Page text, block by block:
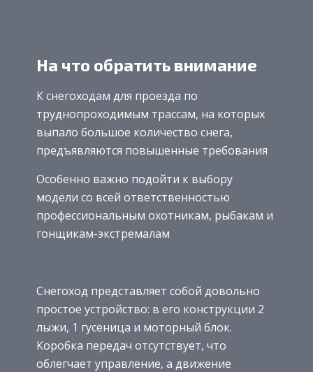
На что обратить внимание
К снегоходам для проезда по
труднопроходимым трассам, на которых
выпало большое количество снега,
предъявляются повышенные требования
Особенно важно подойти к выбору
модели со всей ответственностью
профессиональным охотникам, рыбакам и
гонщикам-экстремалам
Снегоход представляет собой довольно
простое устройство: в его конструкции 2
лыжи, 1 гусеница и моторный блок.
Коробка передач отсутствует, что
облегчает управление, а движение